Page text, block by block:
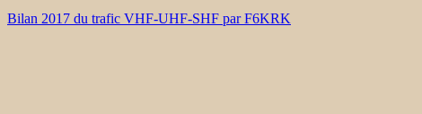
Bilan 2017 du trafic VHF-UHF-SHF par F6KRK